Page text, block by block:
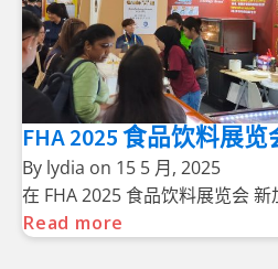
FHA 2025 食品饮料展
By lydia on 15 5 月, 2025
在 FHA 2025 食品饮料展览会 新
Read more